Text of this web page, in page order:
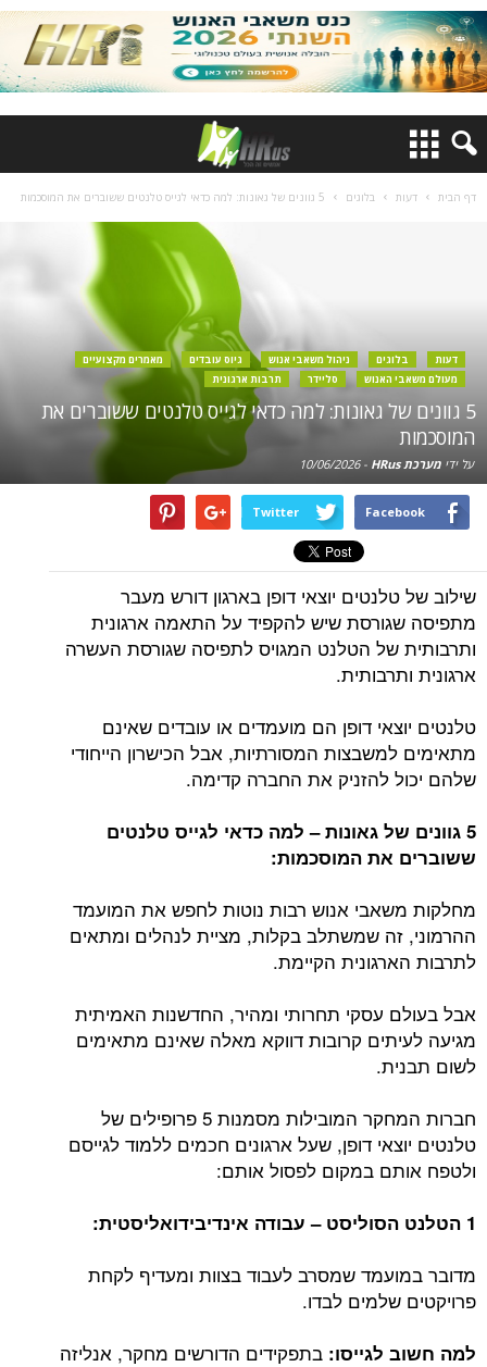
דף הבית דעות בלוגים 5 גוונים של גאונות: למה כדאי לגייס טלנטים ששוברים את המוסכמות
דעות בלוגים ניהול משאבי אנוש גיוס עובדים
מאמרים מקצועיים
מעולם משאבי האנוש
סליידר תרבות ארגונית
5 גוונים של גאונות: למה כדאי לגייס טלנטים ששוברים את
המוסכמות
על ידי מערכת HRus -
10/06/2026
Facebook
Twitter
שילוב של טלנטים יוצאי דופן בארגון דורש מעבר
מתפיסה שגורסת שיש להקפיד על התאמה ארגונית
ותרבותית של הטלנט המגויס לתפיסה שגורסת העשרה
ארגונית ותרבותית.
טלנטים יוצאי דופן הם מועמדים או עובדים שאינם
מתאימים למשבצות המסורתיות, אבל הכישרון הייחודי
שלהם יכול להזניק את החברה קדימה.
5 גוונים של גאונות – למה כדאי לגייס טלנטים
ששוברים את המוסכמות:
מחלקות משאבי אנוש רבות נוטות לחפש את המועמד
ההרמוני, זה שמשתלב בקלות, מציית לנהלים ומתאים
לתרבות הארגונית הקיימת.
אבל בעולם עסקי תחרותי ומהיר, החדשנות האמיתית
מגיעה לעיתים קרובות דווקא מאלה שאינם מתאימים
לשום תבנית.
חברות המחקר המובילות מסמנות 5 פרופילים של
טלנטים יוצאי דופן, שעל ארגונים חכמים ללמוד לגייסם
ולטפח אותם במקום לפסול אותם:
1 הטלנט הסוליסט – עבודה אינדיבידואליסטית:
מדובר במועמד שמסרב לעבוד בצוות ומעדיף לקחת
פרויקטים שלמים לבדו.
למה חשוב לגייסו: בתפקידים הדורשים מחקר, אנליזה